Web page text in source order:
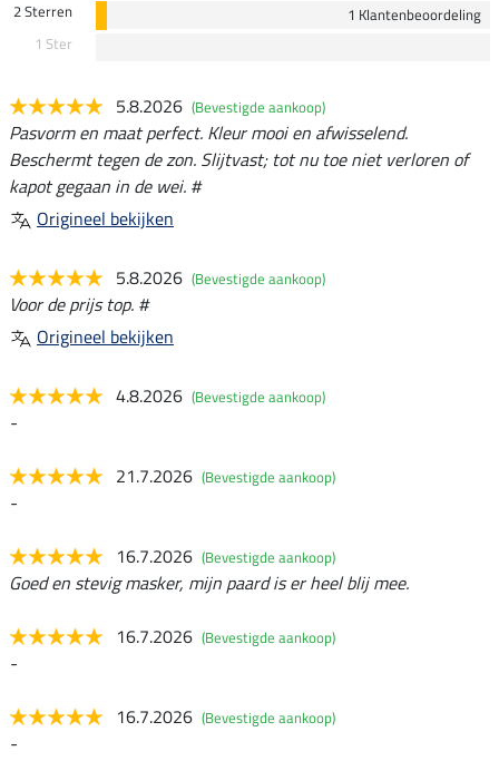
2 Sterren
1 Klantenbeoordeling
1 Ster
5.8.2026 (Bevestigde aankoop)
Pasvorm en maat perfect. Kleur mooi en afwisselend.
Beschermt tegen de zon. Slijtvast; tot nu toe niet verloren of
kapot gegaan in de wei. #
Origineel bekijken
5.8.2026 (Bevestigde aankoop)
Voor de prijs top. #
Origineel bekijken
4.8.2026 (Bevestigde aankoop)
-
21.7.2026 (Bevestigde aankoop)
-
16.7.2026 (Bevestigde aankoop)
Goed en stevig masker, mijn paard is er heel blij mee.
16.7.2026 (Bevestigde aankoop)
-
16.7.2026 (Bevestigde aankoop)
-